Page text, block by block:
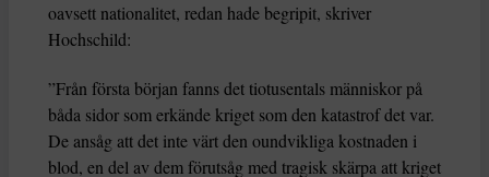
oavsett nationalitet, redan hade begripit, skriver
Hochschild:
”Från första början fanns det tiotusentals människor på
båda sidor som erkände kriget som den katastrof det var.
De ansåg att det inte värt den oundvikliga kostnaden i
blod, en del av dem förutsåg med tragisk skärpa att kriget